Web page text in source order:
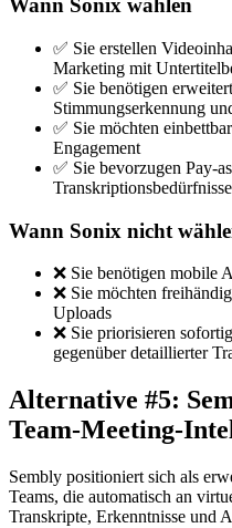
Wann Sonix wählen
✅ Sie erstellen
Marketing mit
✅ Sie benötigen
Stimmungserkennung
✅ Sie möchten
Engagement
✅ Sie bevorzugen Pay-
Transkriptionsbedürfnisse
Wann Sonix nicht
❌ Sie benötigen mobile
❌ Sie möchten
Uploads
❌ Sie priorisieren
gegenüber detaillierter
Alternative #5:
Team-Meeting-
Sembly positioniert sich als
Teams, die automatisch an
Transkripte, Erkenntnisse und